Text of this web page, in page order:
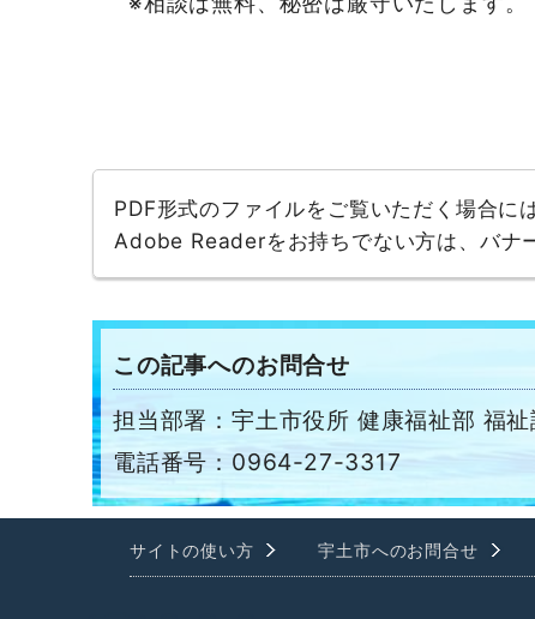
PDF形式のファイルをご覧いただく場合
Adobe Readerをお持ちでない方は、バナ
この記事へのお問合せ
担当部署：宇土市役所 健康福祉部 福
電話番号：0964-27-3317
サイトの使い方 宇土市へのお問合せ